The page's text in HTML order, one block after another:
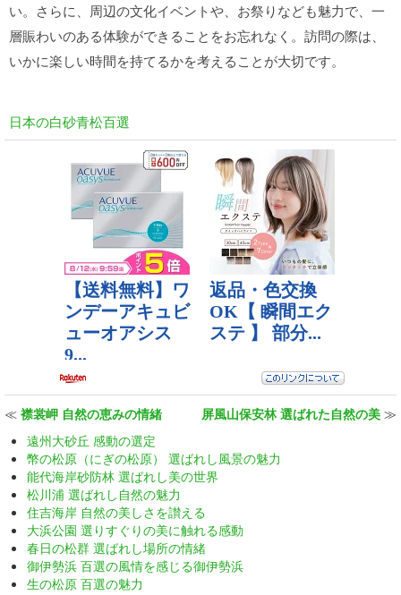
い。さらに、周辺の文化イベントや、お祭りなども魅力で、一
層賑わいのある体験ができることをお忘れなく。訪問の際は、
いかに楽しい時間を持てるかを考えることが大切です。
日本の白砂青松百選
≪ 襟裳岬 自然の恵みの情緒 屏風山保安林 選ばれた自然の美 ≫
遠州大砂丘 感動の選定
幣の松原（にぎの松原） 選ばれし風景の魅力
能代海岸砂防林 選ばれし美の世界
松川浦 選ばれし自然の魅力
住吉海岸 自然の美しさを讃える
大浜公園 選りすぐりの美に触れる感動
春日の松群 選ばれし場所の情緒
御伊勢浜 百選の風情を感じる御伊勢浜
生の松原 百選の魅力